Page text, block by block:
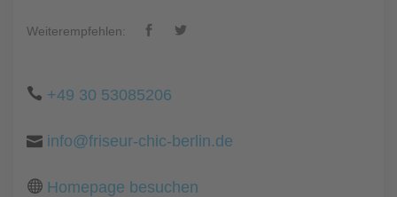
Weiterempfehlen:
+49 30 53085206
info@friseur-chic-berlin.de
Homepage besuchen